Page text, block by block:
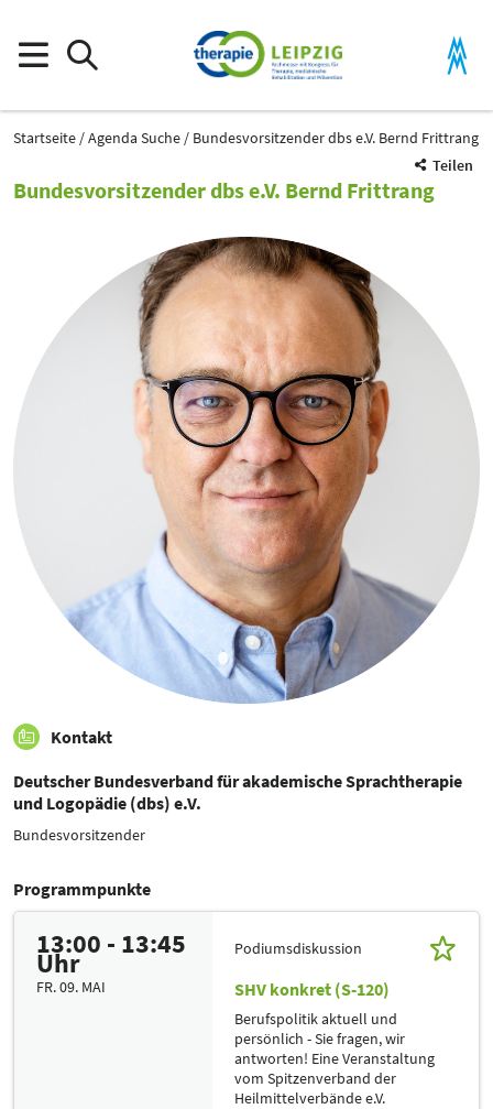
Startseite Agenda Suche
Bundesvorsitzender dbs e.V. Bernd Frittrang
Teilen
Bundesvorsitzender dbs e.V. Bernd Frittrang
Kontakt
Deutscher Bundesverband für akademische Sprachtherapie
und Logopädie (dbs) e.V.
Bundesvorsitzender
Programmpunkte
13:00 - 13:45
Uhr
FR. 09. MAI
Podiumsdiskussion
SHV konkret (S-120)
Berufspolitik aktuell und
persönlich - Sie fragen, wir
antworten! Eine Veranstaltung
vom Spitzenverband der
Heilmittelverbände e.V.